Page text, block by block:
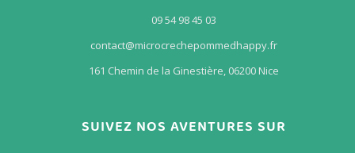
09 54 98 45 03
contact@microcrechepommedhappy.fr
161 Chemin de la Ginestière, 06200 Nice
SUIVEZ NOS AVENTURES SUR